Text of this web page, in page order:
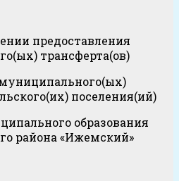
предоставления
трансферта(ов)
поселения(ий)
образования
района «Ижемский»